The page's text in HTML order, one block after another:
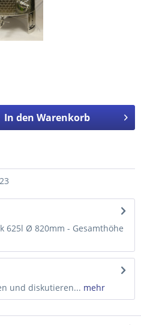
In den Warenkorb
625l Ø 820mm - Gesamthöhe
und diskutieren... mehr